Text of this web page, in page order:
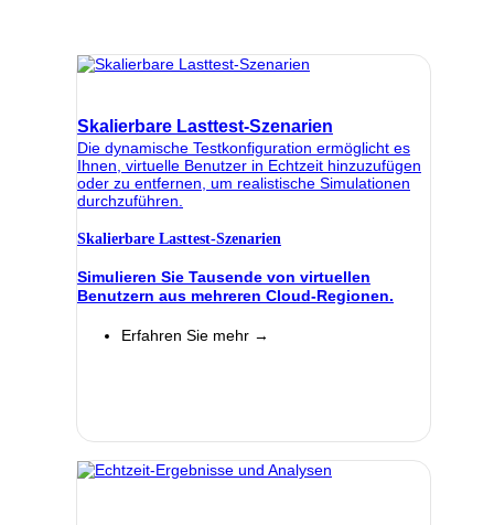
Skalierbare Lasttest-Szenarien
Die dynamische Testkonfiguration ermöglicht es
Ihnen, virtuelle Benutzer in Echtzeit hinzuzufügen
oder zu entfernen, um realistische Simulationen
durchzuführen.
Skalierbare Lasttest-Szenarien
Simulieren Sie Tausende von virtuellen
Benutzern aus mehreren Cloud-Regionen.
Erfahren Sie mehr →